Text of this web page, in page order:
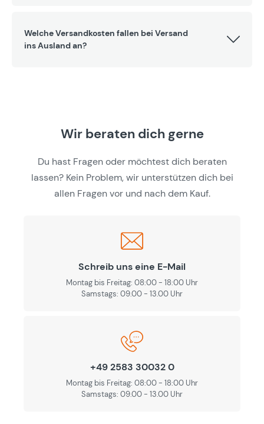
Welche Versandkosten fallen bei Versand
ins Ausland an?
Wir beraten dich gerne
Du hast Fragen oder möchtest dich beraten
lassen? Kein Problem, wir unterstützen dich bei
allen Fragen vor und nach dem Kauf.
Schreib uns eine E-Mail
Montag bis Freitag: 08:00 - 18:00 Uhr
Samstags: 09.00 - 13.00 Uhr
+49 2583 30032 0
Montag bis Freitag: 08:00 - 18:00 Uhr
Samstags: 09.00 - 13.00 Uhr